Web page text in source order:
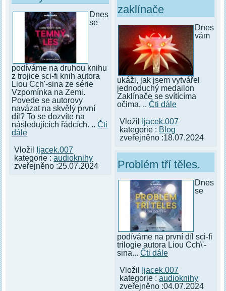
Dnes
se
podíváme na druhou knihu
z trojice sci-fi knih autora
Liou Cch'-sina ze série
Vzpomínka na Zemi.
Povede se autorovy
navázat na skvělý první
díl? To se dozvíte na
následujících řádcích. ..Čti
dále
Vložil
Ijacek.007
kategorie :audioknihy
zveřejněno :25.07.2024
zaklínače
Dnes
vám
ukáži, jak jsem vytvářel
jednoduchý medailon
Zaklínače se svítícíma
očima. .. Čti dále
Vložil
Ijacek.007
kategorie : Blog
zveřejněno :18.07.2024
Problém tří těles.
Dnes
se
podíváme na první díl sci-fi
trilogie autora Liou Cch\'-
sina... Čti dále
Vložil
Ijacek.007
kategorie : audioknihy
zveřejněno :04.07.2024